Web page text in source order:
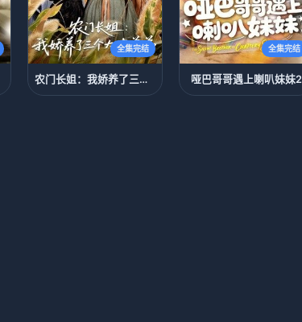
全集完结
农门长姐：我娇养了三个大佬弟弟＆重生荒年弟凭姐贵
全集完结
哑巴哥哥遇上喇叭妹妹2